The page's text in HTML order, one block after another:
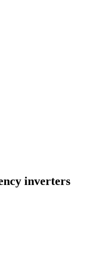
inverters